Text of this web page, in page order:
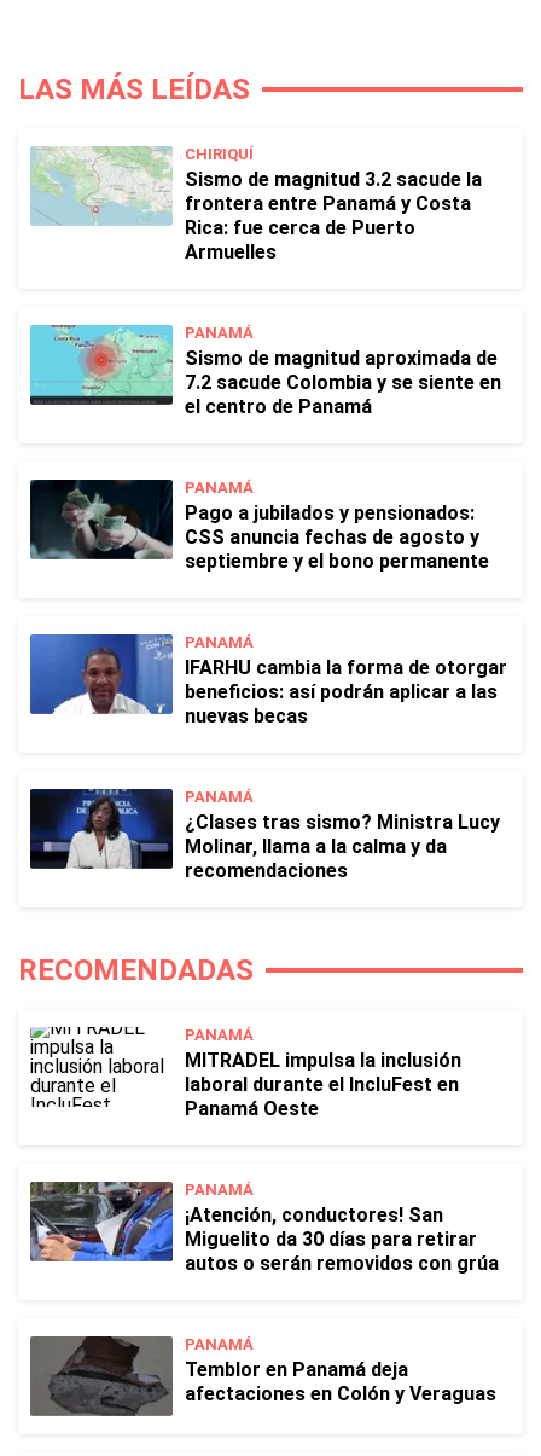
LAS MÁS LEÍDAS
CHIRIQUÍ
Sismo de magnitud 3.2 sacude la
frontera entre Panamá y Costa
Rica: fue cerca de Puerto
Armuelles
PANAMÁ
Sismo de magnitud aproximada de
7.2 sacude Colombia y se siente en
el centro de Panamá
PANAMÁ
Pago a jubilados y pensionados:
CSS anuncia fechas de agosto y
septiembre y el bono permanente
PANAMÁ
IFARHU cambia la forma de otorgar
beneficios: así podrán aplicar a las
nuevas becas
PANAMÁ
¿Clases tras sismo? Ministra Lucy
Molinar, llama a la calma y da
recomendaciones
RECOMENDADAS
PANAMÁ
MITRADEL impulsa la inclusión
laboral durante el IncluFest en
Panamá Oeste
PANAMÁ
¡Atención, conductores! San
Miguelito da 30 días para retirar
autos o serán removidos con grúa
PANAMÁ
Temblor en Panamá deja
afectaciones en Colón y Veraguas